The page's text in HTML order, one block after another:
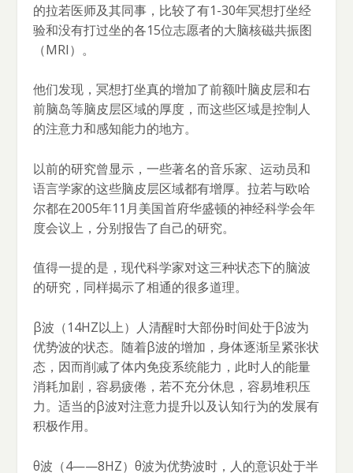
的拉若医师及其同事，比较了有1-30年冥想打坐经
验和没有打过坐的各15位志愿者的大脑核磁共振图
（MRI）。
他们发现，冥想打坐真的增加了前额叶脑皮层和右
前脑岛等脑皮层区域的厚度，而这些区域是控制人
的注意力和感知能力的地方。
以前的研究曾显示，一些著名的音乐家、运动员和
语言学家的这些脑皮层区域都有增厚。拉若与欧哈
尔都在2005年11月美国首府华盛顿的神经科学会年
度会议上，分别报告了自己的研究。
值得一提的是，现代科学家对这三种状态下的脑波
的研究，同样揭示了相通的很多道理。
β波（14HZ以上）人清醒时大部份时间处于β波为
优势波的状态。随着β波的增加，身体逐渐呈紧张状
态，因而削减了体内免疫系统能力，此时人的能量
消耗加剧，容易疲倦，若不充分休息，容易堆积压
力。适当的β波对注意力提升以及认知行为的发展有
积极作用。
θ波（4——8HZ）θ波为优势波时，人的意识处于半